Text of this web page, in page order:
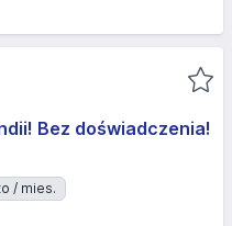
Bez doświadczenia!
/ mies.